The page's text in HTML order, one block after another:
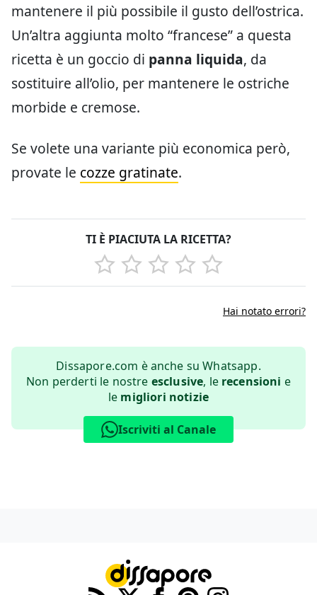
mantenere il più possibile il gusto dell’ostrica.
Un’altra aggiunta molto “francese” a questa
ricetta è un goccio di panna liquida, da
sostituire all’olio, per mantenere le ostriche
morbide e cremose.
Se volete una variante più economica però,
provate le cozze gratinate.
TI È PIACIUTA LA RICETTA?
Hai notato errori?
Dissapore.com è anche su Whatsapp.
Non perderti le nostre esclusive, le recensioni e
le migliori notizie
Iscriviti al Canale